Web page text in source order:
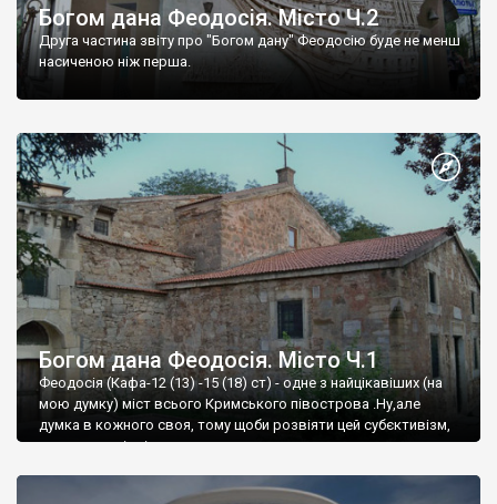
Богом дана Феодосія. Місто Ч.2
Друга частина звіту про "Богом дану" Феодосію буде не менш
насиченою ніж перша.
Богом дана Феодосія. Місто Ч.1
Феодосія (Кафа-12 (13) -15 (18) ст) - одне з найцікавіших (на
мою думку) міст всього Кримського півострова .Ну,але
думка в кожного своя, тому щоби розвіяти цей субєктивізм,
запрошую відвідати це